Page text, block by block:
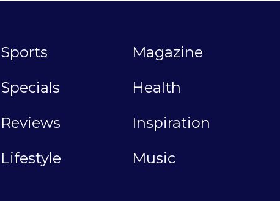
Sports
Magazine
Specials
Health
Reviews
Inspiration
Lifestyle Music